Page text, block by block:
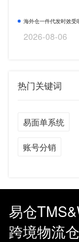
海外仓一件代发时效受
2026-08-06
热门关键词
易面单系统
账号分销
易仓
跨境物流